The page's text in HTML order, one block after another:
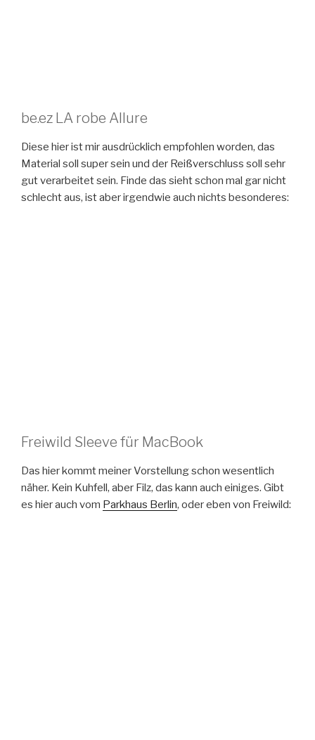
be.ez LA robe Allure
Diese hier ist mir ausdrücklich empfohlen worden, das
Material soll super sein und der Reißverschluss soll sehr
gut verarbeitet sein. Finde das sieht schon mal gar nicht
schlecht aus, ist aber irgendwie auch nichts besonderes:
Freiwild Sleeve für MacBook
Das hier kommt meiner Vorstellung schon wesentlich
näher. Kein Kuhfell, aber Filz, das kann auch einiges. Gibt
es hier auch vom Parkhaus Berlin, oder eben von Freiwild: